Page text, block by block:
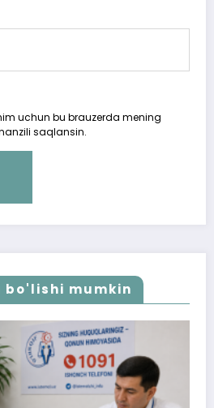
uchun bu brauzerda mening
saqlansin.
bo'lishi mumkin